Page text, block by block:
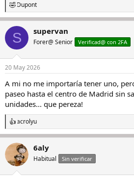
R
e
c
i
e
:
Dupont
S supervan
Forer@ Senior Verificad@ con 2FA
20 May 2026
A mi no me importaría tener uno,
paseo hasta el centro de Madrid sin
unidades... que pereza!
R
e
a
c
i
acrolyu
6aly
Habitual Sin verificar